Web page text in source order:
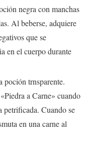
negra con manchas
Al beberse, adquiere
que se
en el cuerpo durante
poción trnsparente.
a Carne» cuando
petrificada. Cuando se
en una carne al